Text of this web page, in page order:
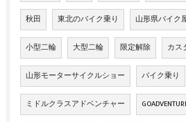
秋田 東北のバイク乗り 山形県バイク
小型二輪 大型二輪 限定解除 カス
山形モーターサイクルショー バイク乗り
ミドルクラスアドベンチャー